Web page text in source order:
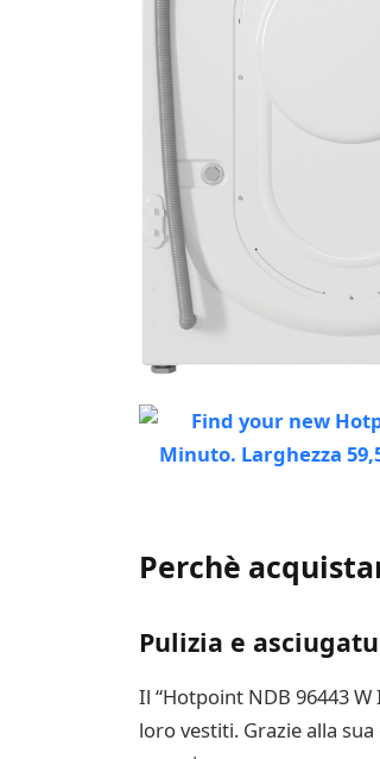
Perchè
Pulizia e
Il “Hotpoint NDB 96443
loro vestiti. Grazie alla